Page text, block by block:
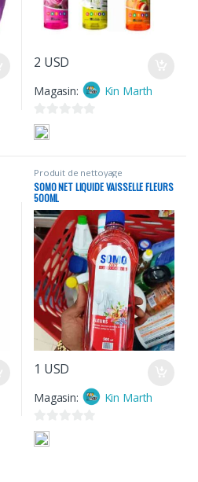
2 USD
Magasin: Kin Marth
0
s
r
5
Produit de nettoyage
SOMO NET LIQUIDE VAISSELLE FLEURS
500ML
1 USD
Magasin: Kin Marth
0
s